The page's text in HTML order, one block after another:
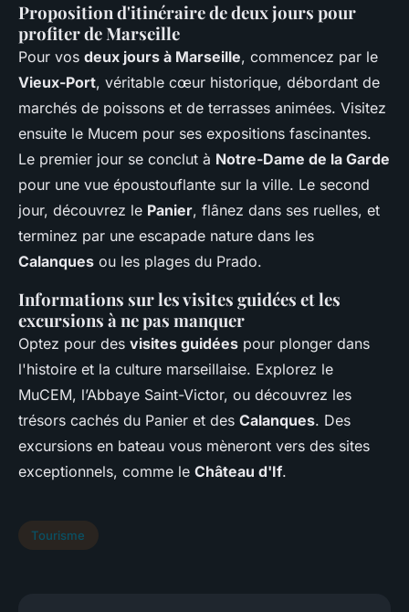
Proposition d'itinéraire de deux jours pour
profiter de Marseille
Pour vos deux jours à Marseille, commencez par le
Vieux-Port, véritable cœur historique, débordant de
marchés de poissons et de terrasses animées. Visitez
ensuite le Mucem pour ses expositions fascinantes.
Le premier jour se conclut à Notre-Dame de la Garde
pour une vue époustouflante sur la ville. Le second
jour, découvrez le Panier, flânez dans ses ruelles, et
terminez par une escapade nature dans les
Calanques ou les plages du Prado.
Informations sur les visites guidées et les
excursions à ne pas manquer
Optez pour des visites guidées pour plonger dans
l'histoire et la culture marseillaise. Explorez le
MuCEM, l’Abbaye Saint-Victor, ou découvrez les
trésors cachés du Panier et des Calanques. Des
excursions en bateau vous mèneront vers des sites
exceptionnels, comme le Château d'If.
Tourisme